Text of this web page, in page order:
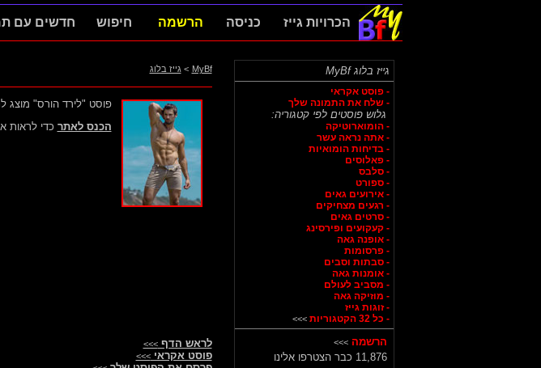
הכרויות גייז כניסה הרשמה חיפוש חדשים עם
גייז בלוג MyBf
- פוסט אקראי
- שלח את התמונה שלך
גלוש פוסטים לפי קטגוריה:
- הומוארוטיקה
- אתה נראה עשר
- בדיחות הומואיות
- פאלוסים
- סלבס
- ספורט
- אירועים גאים
- רגעים מצחיקים
- סרטים גאים
- קעקועים ופירסינג
- אופנה גאה
- פרסומות
- סבתות וסבים
- אומנות גאה
- מסביב לעולם
- מוזיקה גאה
- זוגות גייז
- כל 32 הקטגוריות
>>>
הרשמה >>>
11,876 כבר הצטרפו אלינו
MyBf
> גייז בלוג
פוסט "לירד הורס"
הכנס לאתר כדי לראות
לראש הדף>>>
פוסט אקראי>>>